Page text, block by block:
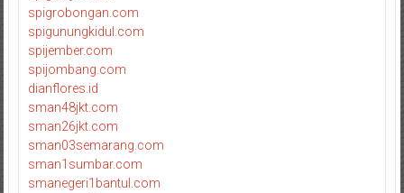
spigrobongan.com
spigunungkidul.com
spijember.com
spijombang.com
dianflores.id
sman48jkt.com
sman26jkt.com
sman03semarang.com
sman1sumbar.com
smanegeri1bantul.com